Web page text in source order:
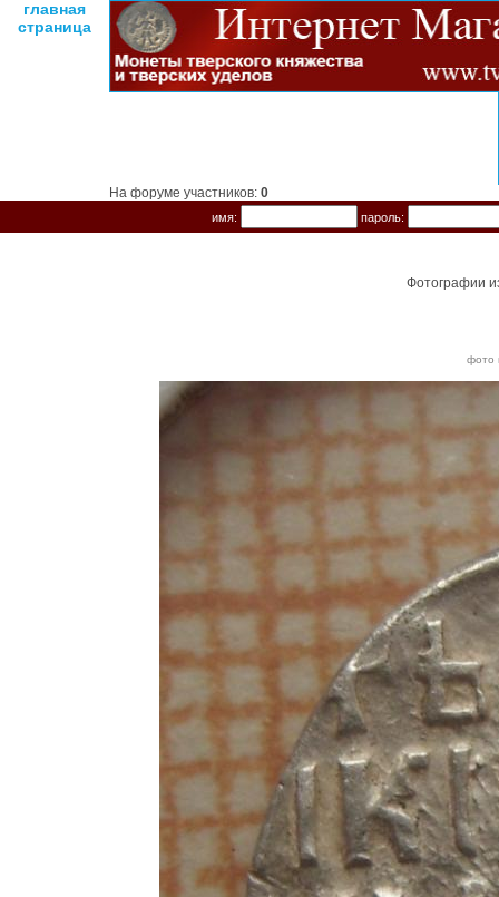
главная
страница
На форуме участников: 0
имя: пароль:
Фотографии
фото